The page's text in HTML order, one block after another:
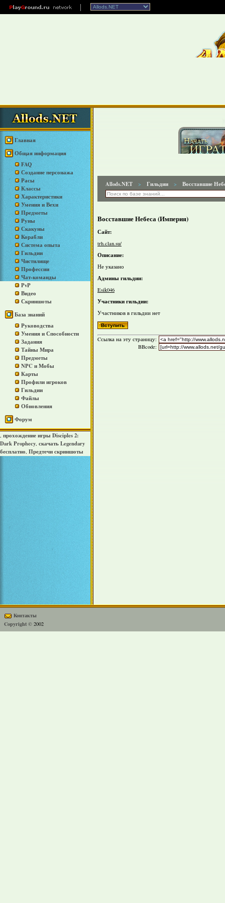
Главная
Общая информация
FAQ
Создание персонажа
Расы
Классы
Характеристики
Умения и Вехи
Предметы
Руны
Скакуны
Корабли
Система опыта
Гильдии
Чистилище
Профессии
Чат-команды
PvP
Видео
Скриншоты
База знаний
Руководства
Умения и Способности
Задания
Тайны Мира
Предметы
NPC и Мобы
Карты
Профили игроков
Гильдии
Файлы
Обновления
Форум
, прохождение игры Disciples 2:
Dark Prophecy, скачать Legendary
бесплатно, Предтечи скриншоты
Allods.NET > Гильдии > Восставшие
Восставшие Небеса (Империя)
Сайт:
trh.clan.su/
Описание:
Не указано
Админы гильдии:
Esik046
Участники гильдии:
Участников в гильдии нет
Cсылка на эту страницу:
BBcode:
Контакты
Copyright © 2002